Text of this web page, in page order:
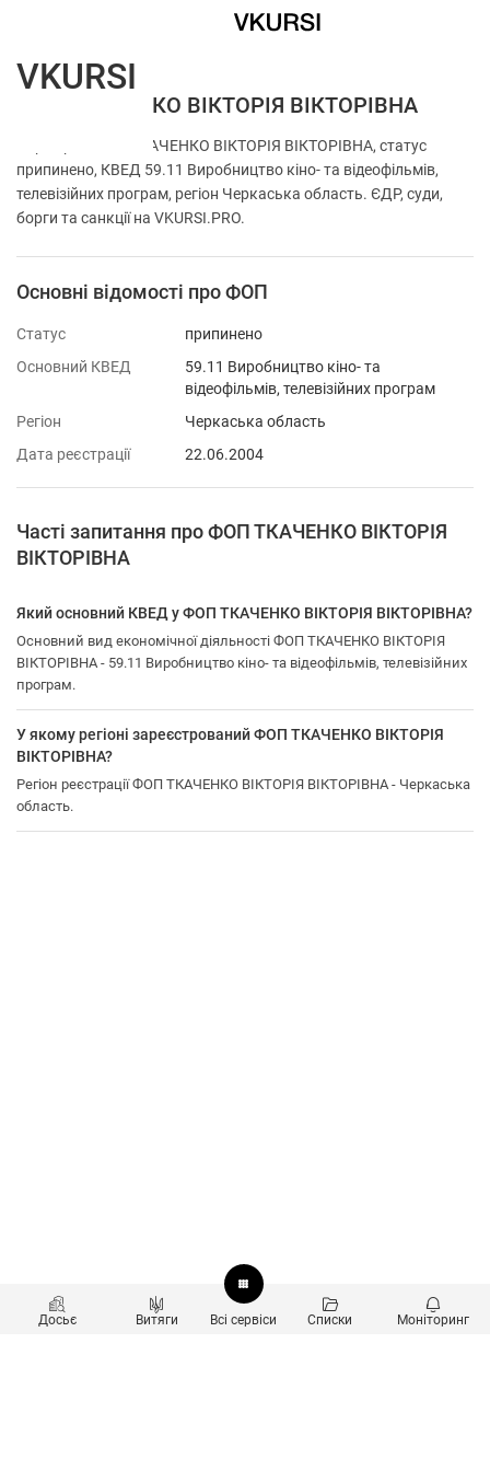
ФОП ТКАЧЕНКО ВІКТОРІЯ ВІКТОРІВНА
Перевірка ФОП ТКАЧЕНКО ВІКТОРІЯ ВІКТОРІВНА, статус
припинено, КВЕД 59.11 Виробництво кіно- та відеофільмів,
телевізійних програм, регіон Черкаська область. ЄДР, суди,
борги та санкції на VKURSI.PRO.
Основні відомості про ФОП
Статус
припинено
Основний КВЕД
59.11 Виробництво кіно- та
відеофільмів, телевізійних програм
Регіон
Черкаська область
Дата реєстрації
22.06.2004
Часті запитання про ФОП ТКАЧЕНКО ВІКТОРІЯ
ВІКТОРІВНА
Який основний КВЕД у ФОП ТКАЧЕНКО ВІКТОРІЯ ВІКТОРІВНА?
Основний вид економічної діяльності ФОП ТКАЧЕНКО ВІКТОРІЯ
ВІКТОРІВНА - 59.11 Виробництво кіно- та відеофільмів, телевізійних
програм.
У якому регіоні зареєстрований ФОП ТКАЧЕНКО ВІКТОРІЯ
ВІКТОРІВНА?
Регіон реєстрації ФОП ТКАЧЕНКО ВІКТОРІЯ ВІКТОРІВНА - Черкаська
область.
Досьє Витяги Всі сервіси Списки Моніторинг
VKURSI